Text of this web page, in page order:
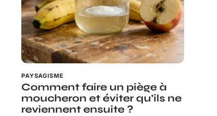
PAYSAGISME
Comment faire un piège à
moucheron et éviter qu’ils ne
reviennent ensuite ?